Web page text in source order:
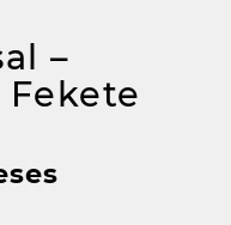
–
Fekete